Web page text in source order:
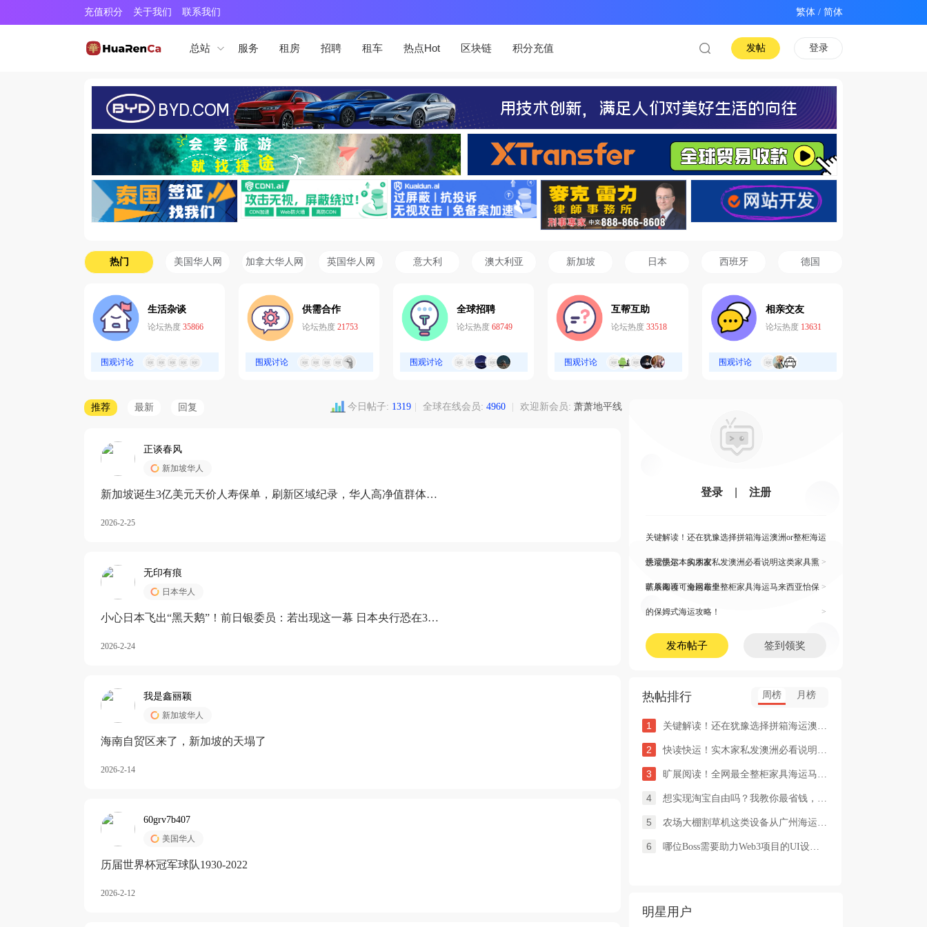
充值积分 关于我们 联系我们 /
总站 服务 租房 招聘 租车 热点Hot 区块链 积分充值 登录
发帖
热门 美国华人网 加拿大华人网 英国华人网 意大利 澳大利亚 新加坡 日本 西班牙 德国
生活杂谈
论坛热度 35866
围观讨论
供需合作
论坛热度 21753
围观讨论
全球招聘
论坛热度 68749
围观讨论
互帮互助
论坛热度 33518
围观讨论
相亲交友
论坛热度 13631
围观讨论
推荐 最新 回复 今日帖子: 1319 全球在线会员: 4960 欢迎新会员: 萧萧地平线
正谈春风
新加坡华人
新加坡诞生3亿美元天价人寿保单，刷新区域纪录，华人高净值群体成
2026-2-25
无印有痕
日本华人
小心日本飞出“黑天鹅”！前日银委员：若出现这一幕 日本央行恐在3月
2026-2-24
我是鑫丽颖
新加坡华人
海南自贸区来了，新加坡的天塌了
2026-2-14
60grv7b407
美国华人
历届世界杯冠军球队1930-2022
2026-2-12
登录 注册
关键解读！还在犹豫选择拼箱海运澳洲or整柜海运
悉尼墨尔本的朋友 >
快读快运！实木家私发澳洲必看说明这类家具熏
蒸杀毒再可海运布里 >
旷展阅读！全网最全整柜家具海运马来西亚怡保
的保姆式海运攻略！ >
发布帖子 签到领奖
热帖排行 周榜 月榜
1 关键解读！还在犹豫选择拼箱海运澳洲or整柜海运悉尼墨尔本的朋友
2 快读快运！实木家私发澳洲必看说明这类家具熏蒸杀毒再可海运布里
3 旷展阅读！全网最全整柜家具海运马来西亚怡保的保姆式海运攻略！
4 想实现淘宝自由吗？我教你最省钱，最方便的方法
5 农场大棚割草机这类设备从广州海运到澳洲堪培拉过海关需要提供什
6 哪位Boss需要助力Web3项目的UI设计，或qian
明星用户